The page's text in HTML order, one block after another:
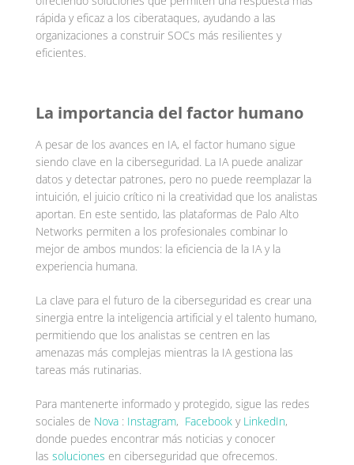
rápida y eficaz a los ciberataques, ayudando a las
organizaciones a construir SOCs más resilientes y
eficientes.
La importancia del factor humano
A pesar de los avances en IA, el factor humano sigue
siendo clave en la ciberseguridad. La IA puede analizar
datos y detectar patrones, pero no puede reemplazar la
intuición, el juicio crítico ni la creatividad que los analistas
aportan. En este sentido, las plataformas de Palo Alto
Networks permiten a los profesionales combinar lo
mejor de ambos mundos: la eficiencia de la IA y la
experiencia humana.
La clave para el futuro de la ciberseguridad es crear una
sinergia entre la inteligencia artificial y el talento humano,
permitiendo que los analistas se centren en las
amenazas más complejas mientras la IA gestiona las
tareas más rutinarias.
Para mantenerte informado y protegido, sigue las redes
sociales de Nova: Instagram, Facebooky LinkedIn,
donde puedes encontrar más noticias y conocer
las soluciones en ciberseguridad que ofrecemos.